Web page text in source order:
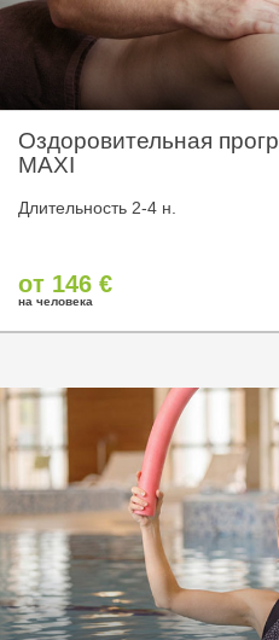
Оздоровительная
MAXI
Длительность 2-4 н.
от 146 €
на человека